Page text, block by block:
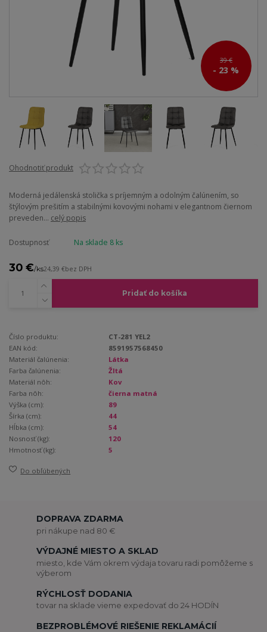
39 €
- 23 %
Ohodnotiť produkt
Moderná jedálenská stolička s príjemným a odolným čalúnením, so
štýlovým prešitím a stabilnými kovovými nohami v elegantnom čiernom
preveden... celý popis
Dostupnosť Na sklade 8 ks
30 €/ks24,39 €bez DPH
Pridať do košíka
Číslo produktu:
CT-281 YEL2
EAN kód:
8591957568450
Materiál čalúnenia:
Látka
Farba čalúnenia:
Žltá
Materiál nôh:
Kov
Farba nôh:
čierna matná
Výška (cm):
89
Šírka (cm):
44
Hĺbka (cm):
54
Nosnosť (kg):
120
Hmotnosť (kg):
5
Do obľúbených
DOPRAVA ZDARMA
pri nákupe nad 80 €
VÝDAJNÉ MIESTO A SKLAD
miesto, kde Vám okrem výdaja tovaru radi pomôžeme s
výberom
RÝCHLOSŤ DODANIA
tovar na sklade vieme expedovať do 24 HODÍN
BEZPROBLÉMOVÉ RIEŠENIE REKLAMÁCIÍ